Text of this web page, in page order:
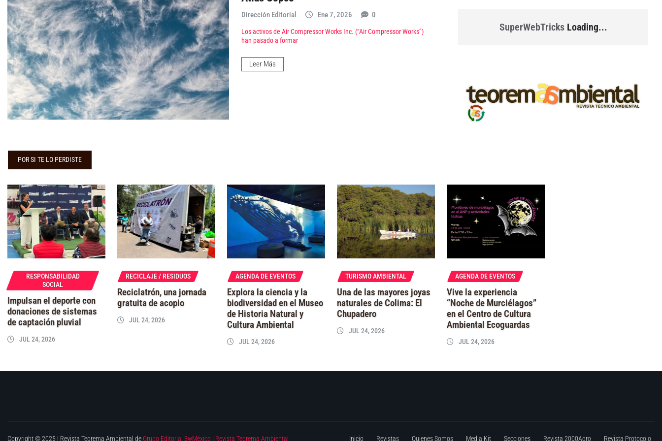
Dirección Editorial Ene 7, 2026 0
Los activos de Air Compressor Works Inc. (“Air Compressor Works”)
han pasado a formar
Leer Más
SuperWebTricksLoading...
POR SI TE LO PERDISTE
RESPONSABILIDAD
SOCIAL
Impulsan el deporte con
donaciones de sistemas
de captación pluvial
JUL 24, 2026
RECICLAJE / RESIDUOS
Reciclatrón, una jornada
gratuita de acopio
JUL 24, 2026
AGENDA DE EVENTOS
Explora la ciencia y la
biodiversidad en el Museo
de Historia Natural y
Cultura Ambiental
JUL 24, 2026
TURISMO AMBIENTAL
Una de las mayores joyas
naturales de Colima: El
Chupadero
JUL 24, 2026
AGENDA DE EVENTOS
Vive la experiencia
“Noche de Murciélagos”
en el Centro de Cultura
Ambiental Ecoguardas
JUL 24, 2026
Copyright © 2025 | Revista Teorema Ambiental de Grupo Editorial 3wMéxico | Revista Teorema Ambiental Inicio Revistas Quienes Somos Media Kit Secciones Revista 2000Agro Revista Protocolo